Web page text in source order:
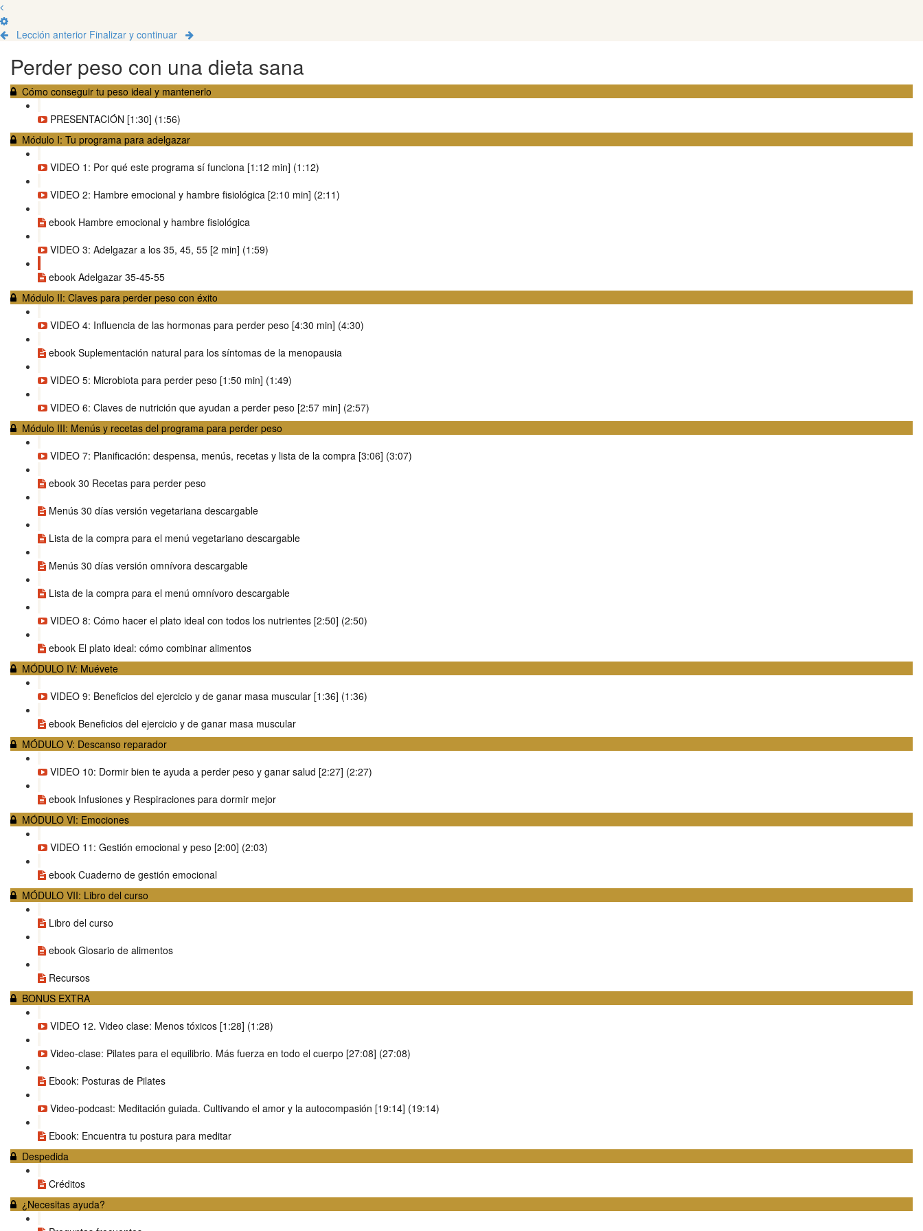
Lección anterior Finalizar y continuar
Perder peso con una dieta sana
Cómo conseguir tu peso ideal y mantenerlo
PRESENTACIÓN [1:30] (1:56)
Módulo I: Tu programa para adelgazar
VIDEO 1: Por qué este programa sí funciona [1:12 min] (1:12)
VIDEO 2: Hambre emocional y hambre fisiológica [2:10 min] (2:11)
ebook Hambre emocional y hambre fisiológica
VIDEO 3: Adelgazar a los 35, 45, 55 [2 min] (1:59)
ebook Adelgazar 35-45-55
Módulo II: Claves para perder peso con éxito
VIDEO 4: Influencia de las hormonas para perder peso [4:30 min] (4:30)
ebook Suplementación natural para los síntomas de la menopausia
VIDEO 5: Microbiota para perder peso [1:50 min] (1:49)
VIDEO 6: Claves de nutrición que ayudan a perder peso [2:57 min] (2:57)
Módulo III: Menús y recetas del programa para perder peso
VIDEO 7: Planificación: despensa, menús, recetas y lista de la compra [3:06] (3:07)
ebook 30 Recetas para perder peso
Menús 30 días versión vegetariana descargable
Lista de la compra para el menú vegetariano descargable
Menús 30 días versión omnívora descargable
Lista de la compra para el menú omnívoro descargable
VIDEO 8: Cómo hacer el plato ideal con todos los nutrientes [2:50] (2:50)
ebook El plato ideal: cómo combinar alimentos
MÓDULO IV: Muévete
VIDEO 9: Beneficios del ejercicio y de ganar masa muscular [1:36] (1:36)
ebook Beneficios del ejercicio y de ganar masa muscular
MÓDULO V: Descanso reparador
VIDEO 10: Dormir bien te ayuda a perder peso y ganar salud [2:27] (2:27)
ebook Infusiones y Respiraciones para dormir mejor
MÓDULO VI: Emociones
VIDEO 11: Gestión emocional y peso [2:00] (2:03)
ebook Cuaderno de gestión emocional
MÓDULO VII: Libro del curso
Libro del curso
ebook Glosario de alimentos
Recursos
BONUS EXTRA
VIDEO 12. Video clase: Menos tóxicos [1:28] (1:28)
Video-clase: Pilates para el equilibrio. Más fuerza en todo el cuerpo [27:08] (27:08)
Ebook: Posturas de Pilates
Video-podcast: Meditación guiada. Cultivando el amor y la autocompasión [19:14] (19:14)
Ebook: Encuentra tu postura para meditar
Despedida
Créditos
¿Necesitas ayuda?